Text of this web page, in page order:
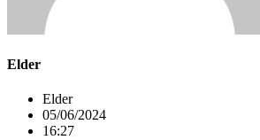
Elder
Elder
05/06/2024
16:27